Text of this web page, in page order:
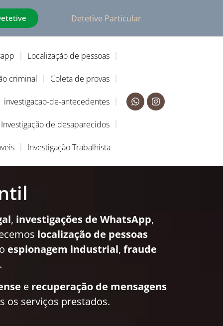
Detetive Particular
Localização de pessoas
criminal Coleta de provas
investigacao-de-antecedentes
Investigação de desaparecidos
Investigação Trabalhista
, investigações de WhatsApp,
localização de pessoas
espionagem industrial, fraude
e recuperação de mensagens
os serviços prestados.